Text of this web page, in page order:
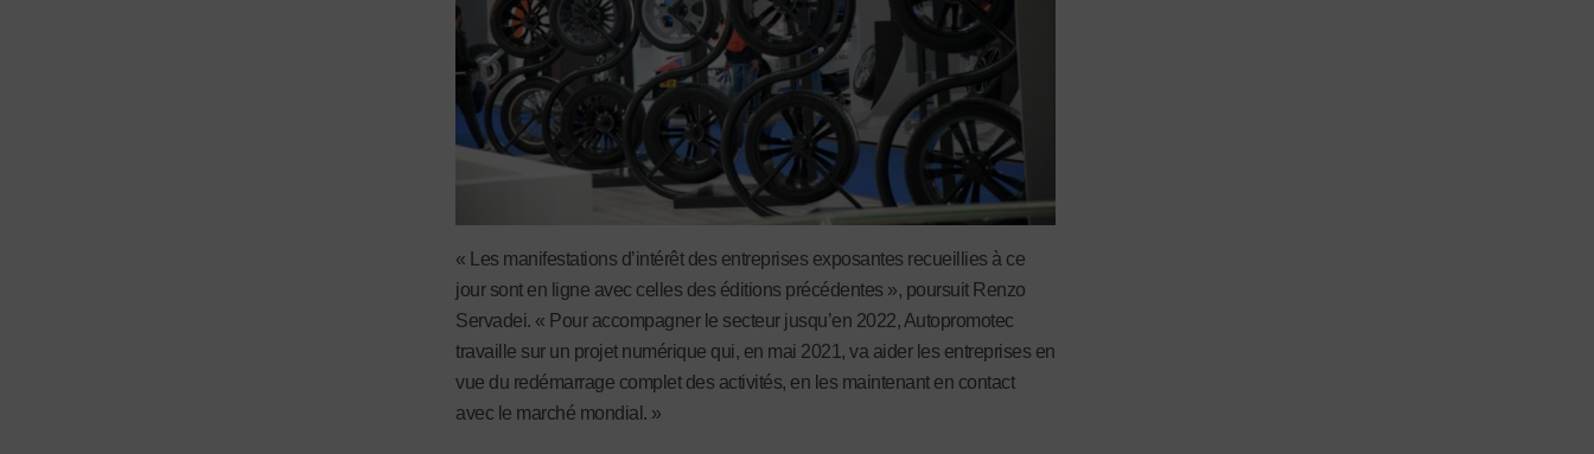
« Les manifestations d’intérêt des entreprises exposantes recueillies à ce
jour sont en ligne avec celles des éditions précédentes », poursuit Renzo
Servadei. « Pour accompagner le secteur jusqu’en 2022, Autopromotec
travaille sur un projet numérique qui, en mai 2021, va aider les entreprises en
vue du redémarrage complet des activités, en les maintenant en contact
avec le marché mondial. »